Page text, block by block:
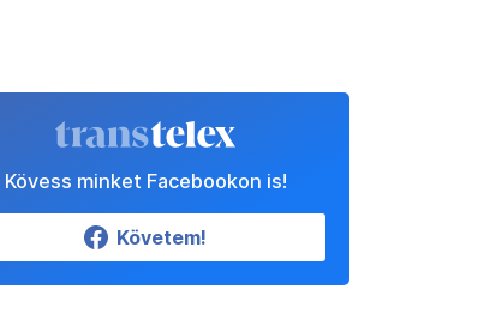
Kövess minket Facebookon is!
Követem!